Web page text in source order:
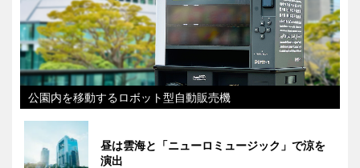
公園内を移動するロボット型自動販売機
昼は雲海と「ニューロミュージック」で涼を
演出